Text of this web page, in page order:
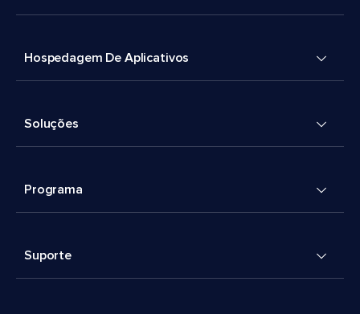
Hospedagem De Aplicativos
Soluções
Programa
Suporte